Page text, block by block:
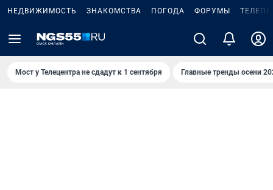
НЕДВИЖИМОСТЬ ЗНАКОМСТВА ПОГОДА ФОРУМЫ
Мост у Телецентра не сдадут к 1 сентября Главные тренды осени